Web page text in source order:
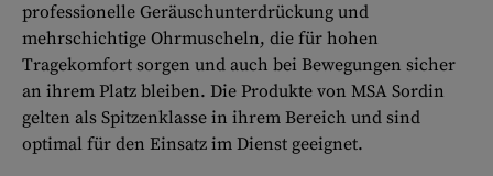
professionelle Geräuschunterdrückung und
mehrschichtige Ohrmuscheln, die für hohen
Tragekomfort sorgen und auch bei Bewegungen sicher
an ihrem Platz bleiben. Die Produkte von MSA Sordin
gelten als Spitzenklasse in ihrem Bereich und sind
optimal für den Einsatz im Dienst geeignet.